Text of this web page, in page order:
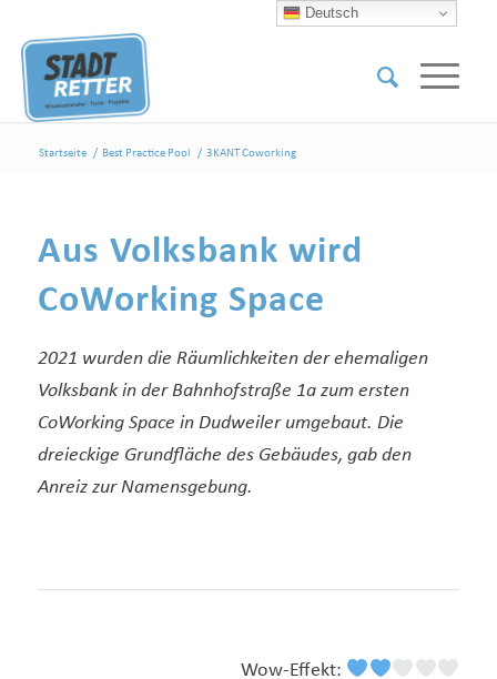
Startseite / Best Practice Pool / 3KANT Coworking
Aus Volksbank wird
CoWorking Space
2021 wurden die Räumlichkeiten der ehemaligen
Volksbank in der Bahnhofstraße 1a zum ersten
CoWorking Space in Dudweiler umgebaut. Die
dreieckige Grundfläche des Gebäudes, gab den
Anreiz zur Namensgebung.
Wow-Effekt:
Deutsch